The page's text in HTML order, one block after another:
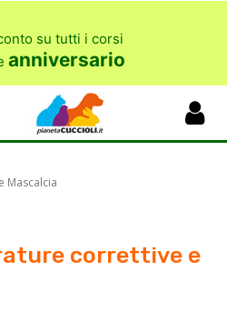
su tutti i corsi
anniversario
Mascalcia
correttive e